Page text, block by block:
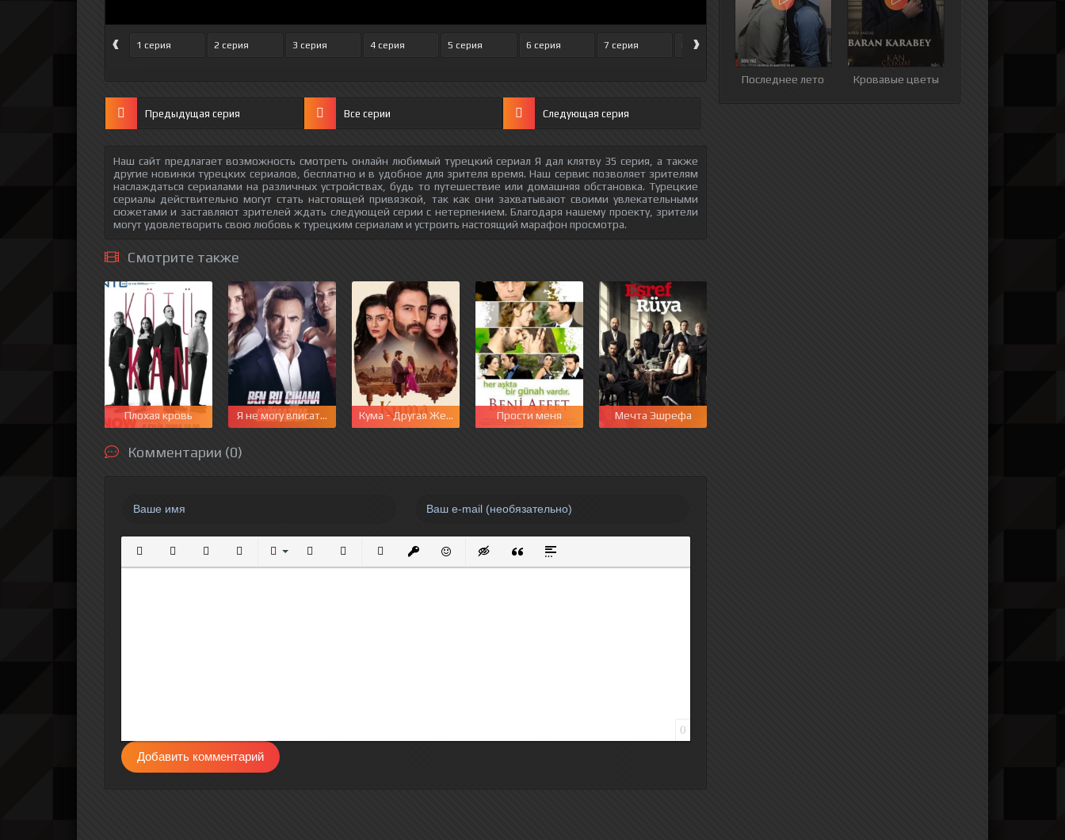
Последнее лето Кровавые цветы
‹ 1 серия 2 серия 3 серия 4 серия 5 серия 6 серия 7 серия 8 серия 9 серия 10 серия 11 серия
›
Предыдущая серия Все серии Следующая серия
Наш сайт предлагает возможность смотреть онлайн любимый турецкий сериал Я дал клятву 35 серия, а также
другие новинки турецких сериалов, бесплатно и в удобное для зрителя время. Наш сервис позволяет зрителям
наслаждаться сериалами на различных устройствах, будь то путешествие или домашняя обстановка. Турецкие
сериалы действительно могут стать настоящей привязкой, так как они захватывают своими увлекательными
сюжетами и заставляют зрителей ждать следующей серии с нетерпением. Благодаря нашему проекту, зрители
могут удовлетворить свою любовь к турецким сериалам и устроить настоящий марафон просмотра.
Смотрите также
Плохая кровь Я не могу вписаться в этот мирКума - Другая Жена Прости меня Мечта Эшрефа
Комментарии (0)
Полужирный
КурсивПодчеркнутый
ЗачеркнутыйВыравнивание
Нумерованный список
Маркированный список
Вставить ссылку
Вставить защищенную ссылку
Вставить смайлик
Вставка скрытого текста
Вставка цитаты
Вставка спойлера
0
Добавить комментарий